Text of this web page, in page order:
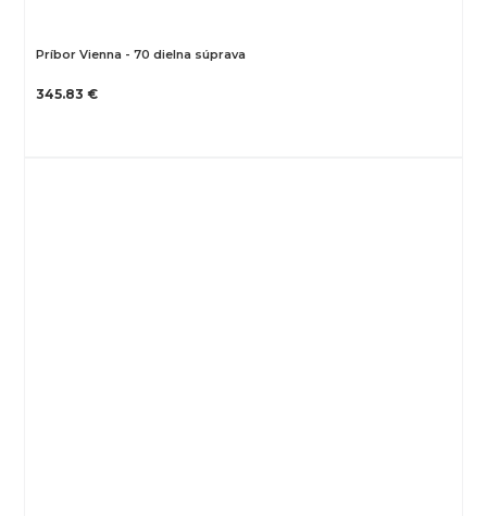
Príbor Vienna - 70 dielna súprava
345.83 €